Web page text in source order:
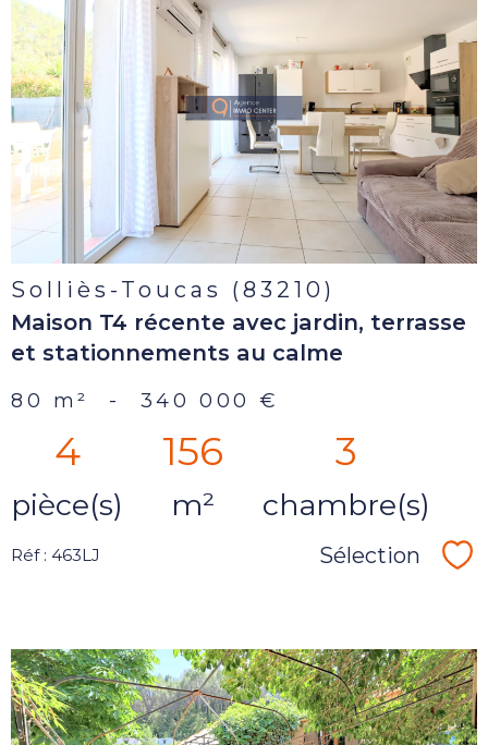
voir le
bien
Solliès-Toucas (83210)
Maison T4 récente avec jardin, terrasse
et stationnements au calme
80 m² - 340 000 €
4
pièce(s)
156
m²
3
chambre(s)
Réf : 463LJ Sélection